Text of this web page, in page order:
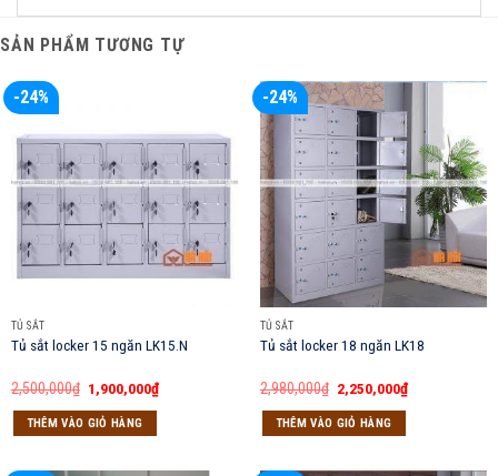
SẢN PHẨM TƯƠNG TỰ
-24%
TỦ SẮT
Tủ sắt locker 15 ngăn LK15.N
2,500,000₫ Giá
gốc
là:
2,500,000₫.
1,900,000₫Giá
hiện
THÊM VÀO GIỎ HÀNG
-24%
TỦ SẮT
Tủ sắt locker 18 ngăn LK18
2,980,000₫ Giá
gốc
là:
2,980,000₫.
2,250,000₫Giá
hiện
THÊM VÀO GIỎ HÀNG